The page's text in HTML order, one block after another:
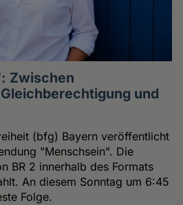
Zwischen
und
(bfg) Bayern veröffentlicht
"Menschsein". Die
BR 2 innerhalb des Formats
An diesem Sonntag um 6:45
Folge.